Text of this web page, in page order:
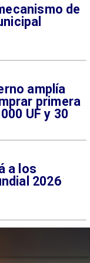
de
amplía
primera
UF y 30
a los
2026